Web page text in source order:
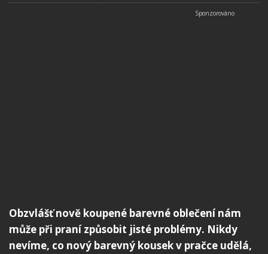
Obzvlášť nově koupené barevné oblečení nám
může při praní způsobit jisté problémy. Nikdy
nevíme, co nový barevný kousek v pračce udělá,